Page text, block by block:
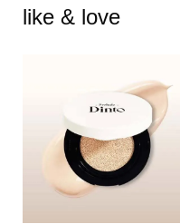
like & love